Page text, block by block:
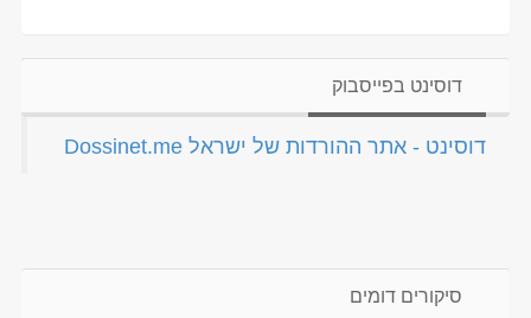
דוסינט בפייסבוק
‏דוסינט - אתר ההורדות של ישראל Dossinet.me‏
סיקורים דומים